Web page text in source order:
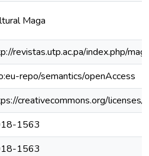
Maga
revistas.utp.ac.pa/index.php/
repo/semantics/openAccess
creativecommons.org/
1563
1563